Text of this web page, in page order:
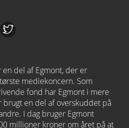
en del af Egmont, der er
mediekoncern. Som
fond har Egmont i mere
brugt en del af overskuddet på
I dag bruger Egmont
millioner kroner om året på at